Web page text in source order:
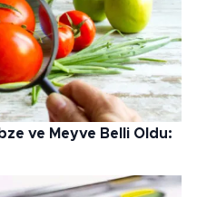
ve Meyve Belli Oldu: